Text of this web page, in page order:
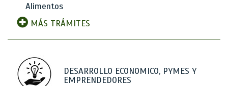
Alimentos
MÁS TRÁMITES
DESARROLLO ECONOMICO, PYMES Y
EMPRENDEDORES